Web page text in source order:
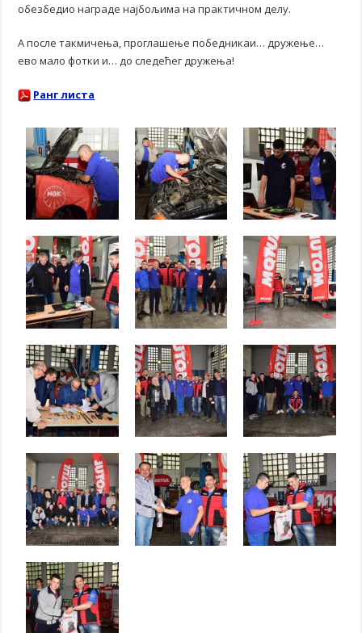
обезбедио награде најбољима на практичном делу.
А после такмичења, проглашење победникаи… дружење…
ево мало фотки и… до следећег дружења!
Ранг листа